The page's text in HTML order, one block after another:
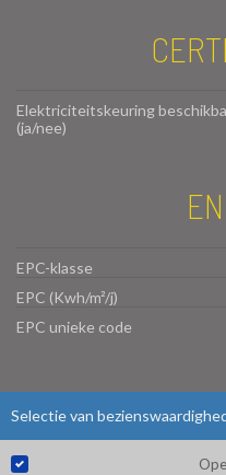
Elektriciteitskeuring
(ja/nee)
EPC-klasse
EPC (Kwh/m²/j)
EPC unieke code
Selectie van